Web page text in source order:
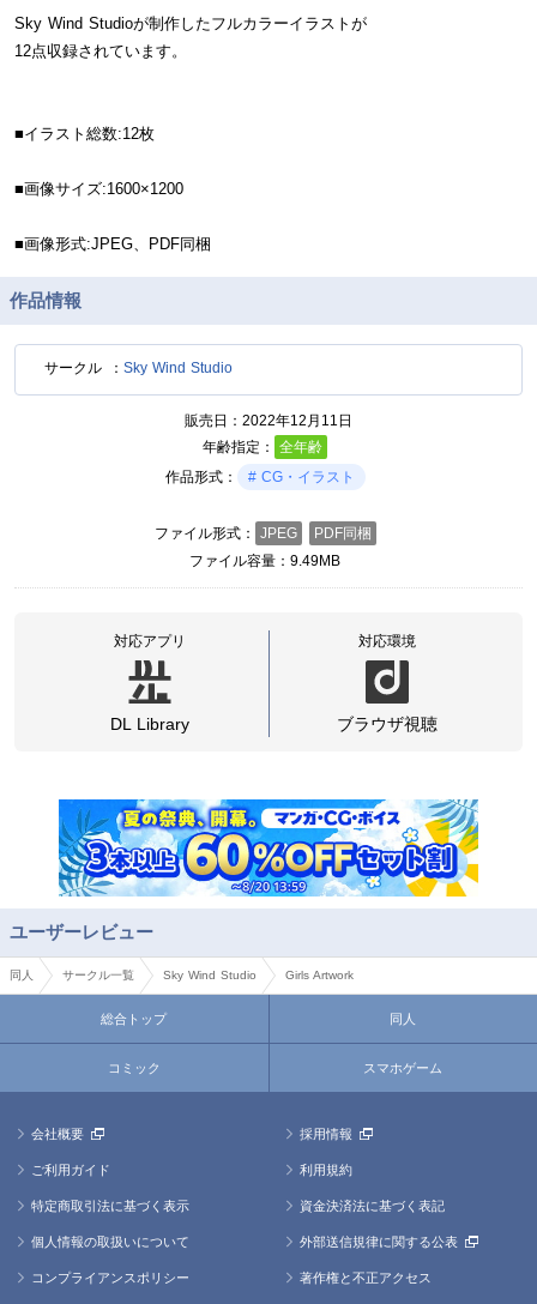
Sky Wind Studioが制作したフルカラーイラストが
12点収録されています。
■イラスト総数:12枚
■画像サイズ:1600×1200
■画像形式:JPEG、PDF同梱
作品情報
サークル Sky Wind Studio
販売日
2022年12月11日
年齢指定
全年齢
作品形式
CG・イラスト
ファイル形式 JPEG
PDF同梱
ファイル容量
9.49MB
対応アプリ
DL Library
対応環境
ブラウザ視聴
ユーザーレビュー
同人 サークル一覧 Sky Wind Studio Girls Artwork
総合トップ 同人
コミック スマホゲーム
会社概要 採用情報
ご利用ガイド 利用規約
特定商取引法に基づく表示 資金決済法に基づく表記
個人情報の取扱いについて 外部送信規律に関する公表
コンプライアンスポリシー 著作権と不正アクセス